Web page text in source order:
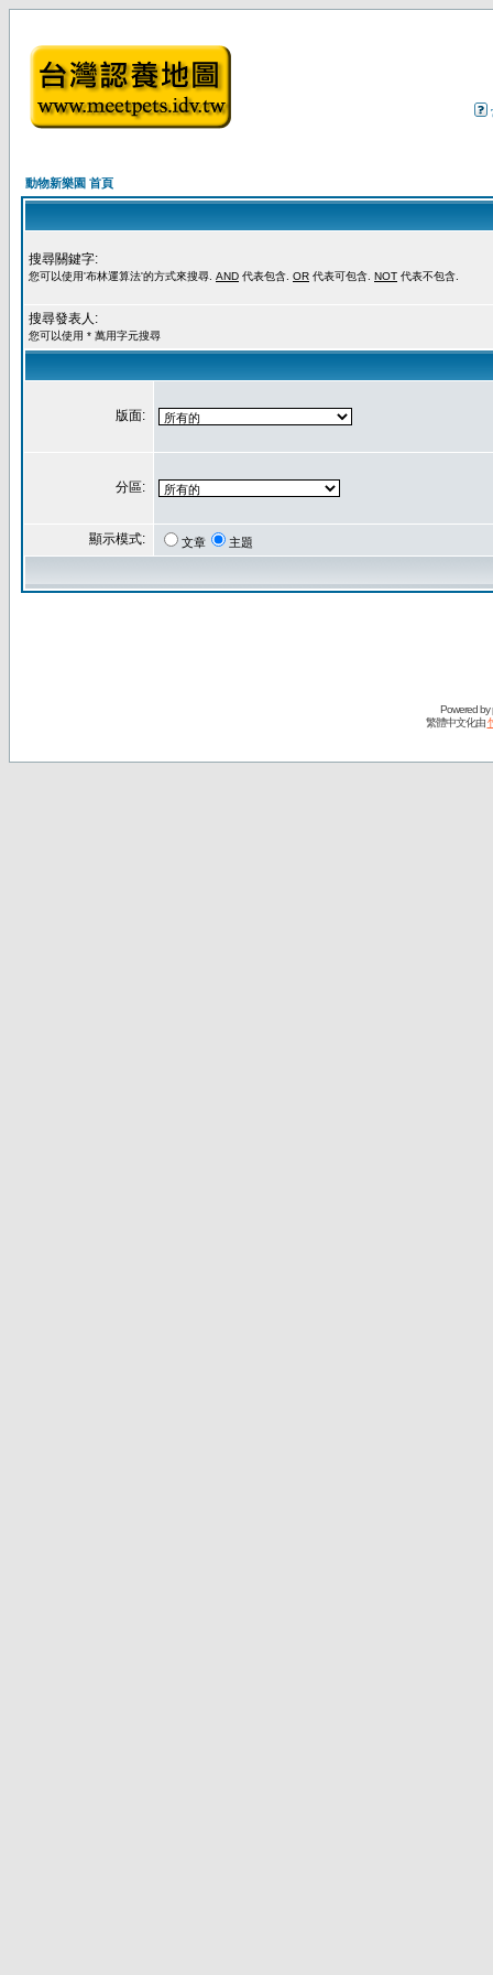
動物新樂園 首頁
搜尋關鍵字:
您可以使用'布林運算法'的方式來搜尋. AND 代表包含. OR 代表可包含. NOT 代表不包含.
搜尋發表人:
您可以使用 * 萬用字元搜尋
版面:
分區:
顯示模式: 文章 主題
Powered by
繁體中文化由